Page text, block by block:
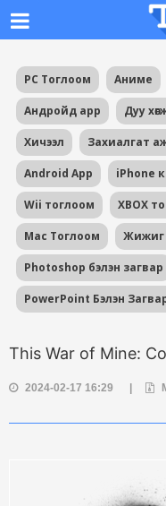
PC Тоглоом Аниме
Андройд app Дуу
Хичээл Захиалгат
Android App iPhone
Wii тоглоом XBOX
Mac Тоглоом Жижиг
Photoshop бэлэн загвар
PowerPoint Бэлэн
This War of Mine:
2024-02-17 16:29